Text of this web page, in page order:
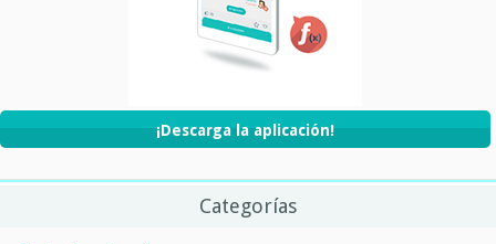
¡Descarga la aplicación!
Categorías